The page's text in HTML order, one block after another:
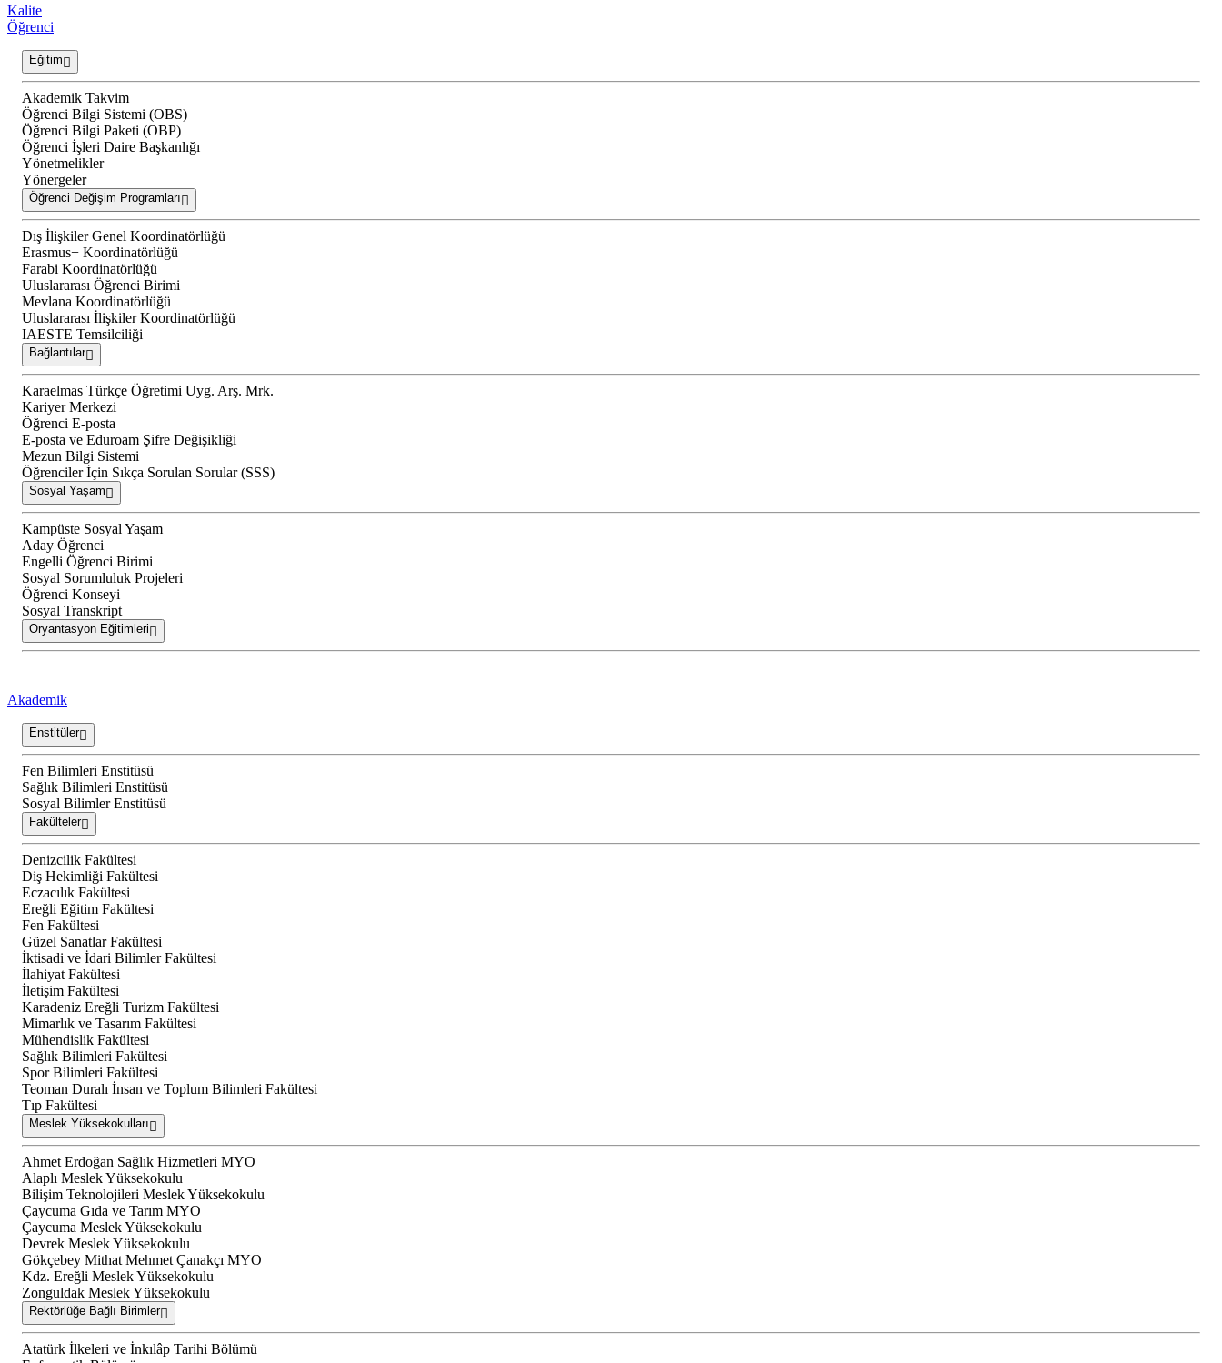
Kalite
Öğrenci
Eğitim
Akademik Takvim
Öğrenci Bilgi Sistemi (OBS)
Öğrenci Bilgi Paketi (OBP)
Öğrenci İşleri Daire Başkanlığı
Yönetmelikler
Yönergeler
Öğrenci Değişim Programları
Dış İlişkiler Genel Koordinatörlüğü
Erasmus+ Koordinatörlüğü
Farabi Koordinatörlüğü
Uluslararası Öğrenci Birimi
Mevlana Koordinatörlüğü
Uluslararası İlişkiler Koordinatörlüğü
IAESTE Temsilciliği
Bağlantılar
Karaelmas Türkçe Öğretimi Uyg. Arş. Mrk.
Kariyer Merkezi
Öğrenci E-posta
E-posta ve Eduroam Şifre Değişikliği
Mezun Bilgi Sistemi
Öğrenciler İçin Sıkça Sorulan Sorular (SSS)
Sosyal Yaşam
Kampüste Sosyal Yaşam
Aday Öğrenci
Engelli Öğrenci Birimi
Sosyal Sorumluluk Projeleri
Öğrenci Konseyi
Sosyal Transkript
Oryantasyon Eğitimleri
Akademik
Enstitüler
Fen Bilimleri Enstitüsü
Sağlık Bilimleri Enstitüsü
Sosyal Bilimler Enstitüsü
Fakülteler
Denizcilik Fakültesi
Diş Hekimliği Fakültesi
Eczacılık Fakültesi
Ereğli Eğitim Fakültesi
Fen Fakültesi
Güzel Sanatlar Fakültesi
İktisadi ve İdari Bilimler Fakültesi
İlahiyat Fakültesi
İletişim Fakültesi
Karadeniz Ereğli Turizm Fakültesi
Mimarlık ve Tasarım Fakültesi
Mühendislik Fakültesi
Sağlık Bilimleri Fakültesi
Spor Bilimleri Fakültesi
Teoman Duralı İnsan ve Toplum Bilimleri Fakültesi
Tıp Fakültesi
Meslek Yüksekokulları
Ahmet Erdoğan Sağlık Hizmetleri MYO
Alaplı Meslek Yüksekokulu
Bilişim Teknolojileri Meslek Yüksekokulu
Çaycuma Gıda ve Tarım MYO
Çaycuma Meslek Yüksekokulu
Devrek Meslek Yüksekokulu
Gökçebey Mithat Mehmet Çanakçı MYO
Kdz. Ereğli Meslek Yüksekokulu
Zonguldak Meslek Yüksekokulu
Rektörlüğe Bağlı Birimler
Atatürk İlkeleri ve İnkılâp Tarihi Bölümü